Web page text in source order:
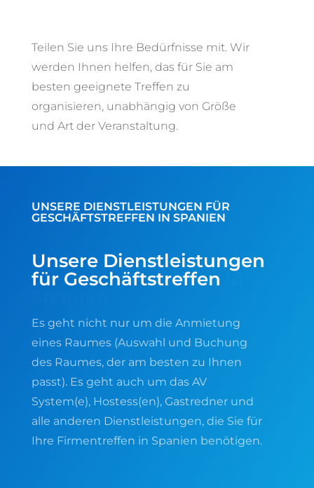
Teilen Sie uns Ihre Bedürfnisse mit. Wir
werden Ihnen helfen, das für Sie am
besten geeignete Treffen zu
organisieren, unabhängig von Größe
und Art der Veranstaltung.
UNSERE DIENSTLEISTUNGEN FÜR
GESCHÄFTSTREFFEN IN SPANIEN
Unsere Dienstleistungen
für Geschäftstreffen
in
Es geht nicht nur um die Anmietung
eines Raumes (Auswahl und Buchung
des Raumes, der am besten zu Ihnen
passt). Es geht auch um das AV
System(e), Hostess(en), Gastredner und
alle anderen Dienstleistungen, die Sie für
Ihre Firmentreffen in Spanien benötigen.